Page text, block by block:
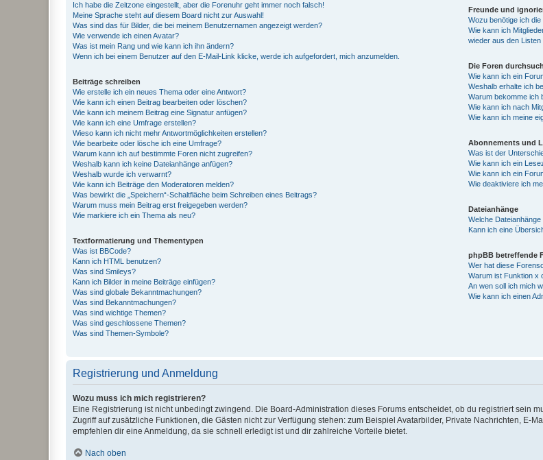
Ich habe die Zeitzone eingestellt, aber die Forenuhr geht immer noch falsch!
Meine Sprache steht auf diesem Board nicht zur Auswahl!
Was sind das für Bilder, die bei meinem Benutzernamen angezeigt werden?
Wie verwende ich einen Avatar?
Was ist mein Rang und wie kann ich ihn ändern?
Wenn ich bei einem Benutzer auf den E-Mail-Link klicke, werde ich aufgefordert, mich anzumelden.
Beiträge schreiben
Wie erstelle ich ein neues Thema oder eine Antwort?
Wie kann ich einen Beitrag bearbeiten oder löschen?
Wie kann ich meinem Beitrag eine Signatur anfügen?
Wie kann ich eine Umfrage erstellen?
Wieso kann ich nicht mehr Antwortmöglichkeiten erstellen?
Wie bearbeite oder lösche ich eine Umfrage?
Warum kann ich auf bestimmte Foren nicht zugreifen?
Weshalb kann ich keine Dateianhänge anfügen?
Weshalb wurde ich verwarnt?
Wie kann ich Beiträge den Moderatoren melden?
Was bewirkt die „Speichern“-Schaltfläche beim Schreiben eines Beitrags?
Warum muss mein Beitrag erst freigegeben werden?
Wie markiere ich ein Thema als neu?
Textformatierung und Thementypen
Was ist BBCode?
Kann ich HTML benutzen?
Was sind Smileys?
Kann ich Bilder in meine Beiträge einfügen?
Was sind globale Bekanntmachungen?
Was sind Bekanntmachungen?
Was sind wichtige Themen?
Was sind geschlossene Themen?
Was sind Themen-Symbole?
Freunde und
Wozu benötige ich
Wie kann ich
wieder aus den Listen
Die Foren
Wie kann ich ein
Weshalb erhalte ich
Warum bekomme ich
Wie kann ich nach
Wie kann ich meine
Abonnements und
Was ist der
Wie kann ich ein
Wie kann ich ein
Wie deaktiviere ich
Dateianhänge
Welche
Kann ich eine
phpBB betreffende
Wer hat diese
Warum ist Funktion x
An wen soll ich mich
Wie kann ich einen
Registrierung und Anmeldung
Wozu muss ich mich registrieren?
Eine Registrierung ist nicht unbedingt zwingend. Die Board-Administration dieses Forums entscheidet, ob du registriert sein
Zugriff auf zusätzliche Funktionen, die Gästen nicht zur Verfügung stehen: zum Beispiel Avatarbilder, Private Nachrichten, E-
empfehlen dir eine Anmeldung, da sie schnell erledigt ist und dir zahlreiche Vorteile bietet.
Nach oben